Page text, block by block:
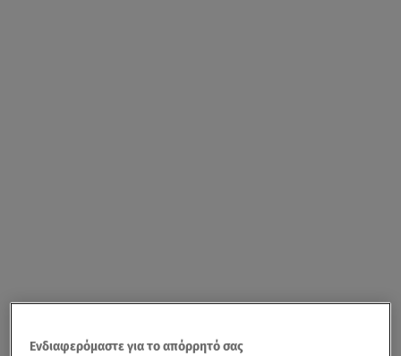
Ενδιαφερόμαστε για το απόρρητό σας